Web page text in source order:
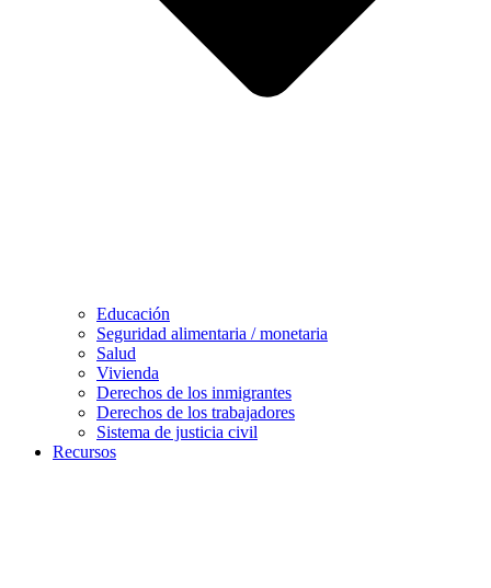
Educación
Seguridad alimentaria / monetaria
Salud
Vivienda
Derechos de los inmigrantes
Derechos de los trabajadores
Sistema de justicia civil
Recursos